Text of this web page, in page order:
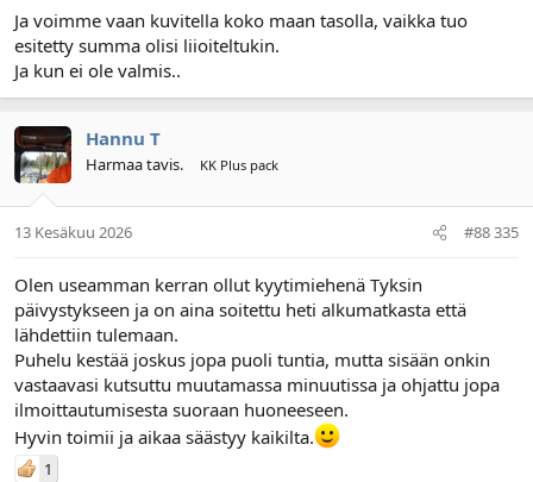
Ja voimme vaan kuvitella koko maan tasolla, vaikka tuo
esitetty summa olisi liioiteltukin.
Ja kun ei ole valmis..
Hannu T
Harmaa tavis. KK Plus pack
13 Kesäkuu 2026 #88 335
Olen useamman kerran ollut kyytimiehenä Tyksin
päivystykseen ja on aina soitettu heti alkumatkasta että
lähdettiin tulemaan.
Puhelu kestää joskus jopa puoli tuntia, mutta sisään onkin
vastaavasi kutsuttu muutamassa minuutissa ja ohjattu jopa
ilmoittautumisesta suoraan huoneeseen.
Hyvin toimii ja aikaa säästyy kaikilta.
1